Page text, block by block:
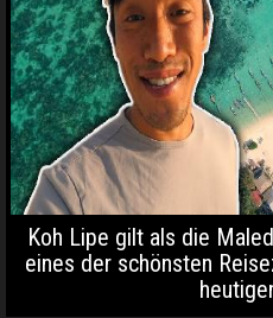
Koh Lipe gilt als die
eines der schönsten